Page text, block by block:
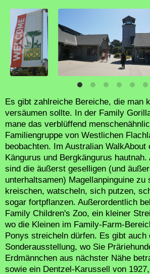
Es gibt zahlreiche Bereiche, die man
versäumen sollte. In der Family
mane das verblüffend
Familiengruppe von Westlichen
beobachten. Im Australian WalkAbout
Kängurus und Bergkängurus hautnah.
sind die äußerst geselligen (und
unterhaltsamen) Magellanpinguine zu
kreischen, watscheln, sich putzen,
sogar fortpflanzen. Außerordentlich
Family Children's Zoo, ein kleiner
wo die Kleinen im Family-Farm-
Ponys streicheln dürfen. Es gibt auch
Sonderausstellung, wo Sie
Erdmännchen aus nächster Nähe
sowie ein Dentzel-Karussell von